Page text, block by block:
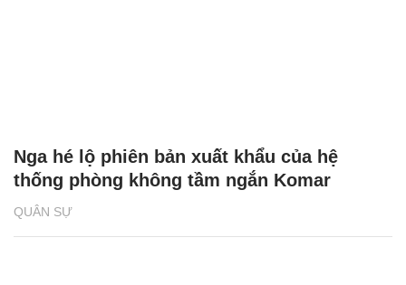
QUÂN SỰ
Nga hé lộ phiên bản xuất khẩu của hệ
thống phòng không tầm ngắn Komar